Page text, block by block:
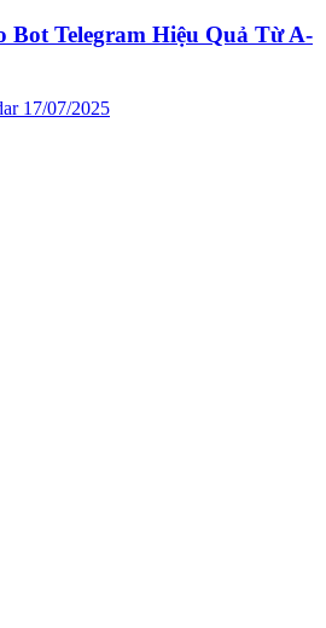
Bot Telegram Hiệu Quả Từ A-
17/07/2025